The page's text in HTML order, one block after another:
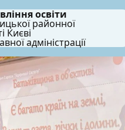
освіти
районної
Києві
адміністрації